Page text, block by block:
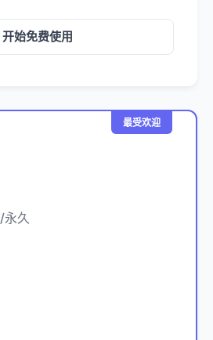
开始免费使用
最受欢迎
/永久